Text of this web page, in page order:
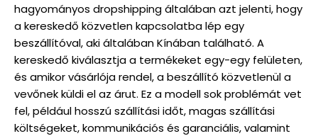
hagyományos dropshipping általában azt jelenti, hogy
a kereskedő közvetlen kapcsolatba lép egy
beszállítóval, aki általában Kínában található. A
kereskedő kiválasztja a termékeket egy-egy felületen,
és amikor vásárlója rendel, a beszállító közvetlenül a
vevőnek küldi el az árut. Ez a modell sok problémát vet
fel, például hosszú szállítási időt, magas szállítási
költségeket, kommunikációs és garanciális, valamint